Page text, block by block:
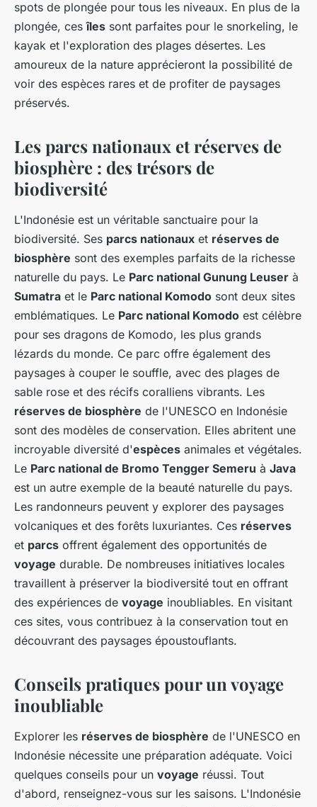
spots de plongée pour tous les niveaux. En plus de la
plongée, cesîles sont parfaites pour le snorkeling, le
kayak et l'exploration des plages désertes. Les
amoureux de la nature apprécieront la possibilité de
voir des espèces rares et de profiter de paysages
préservés.
Les parcs nationaux et réserves de
biosphère : des trésors de
biodiversité
L'Indonésie est un véritable sanctuaire pour la
biodiversité. Ses parcs nationaux et réserves de
biosphère sont des exemples parfaits de la richesse
naturelle du pays. Le Parc national Gunung Leuser à
Sumatra et le Parc national Komodo sont deux sites
emblématiques. Le Parc national Komodo est célèbre
pour ses dragons de Komodo, les plus grands
lézards du monde. Ce parc offre également des
paysages à couper le souffle, avec des plages de
sable rose et des récifs coralliens vibrants. Les
réserves de biosphère de l'UNESCO en Indonésie
sont des modèles de conservation. Elles abritent une
incroyable diversité d'espèces animales et végétales.
Le Parc national de Bromo Tengger Semeru à Java
est un autre exemple de la beauté naturelle du pays.
Les randonneurs peuvent y explorer des paysages
volcaniques et des forêts luxuriantes. Ces réserves
et parcs offrent également des opportunités de
voyage durable. De nombreuses initiatives locales
travaillent à préserver la biodiversité tout en offrant
des expériences de voyage inoubliables. En visitant
ces sites, vous contribuez à la conservation tout en
découvrant des paysages époustouflants.
Conseils pratiques pour un voyage
inoubliable
Explorer les réserves de biosphère de l'UNESCO en
Indonésie nécessite une préparation adéquate. Voici
quelques conseils pour un voyage réussi. Tout
d'abord, renseignez-vous sur les saisons. L'Indonésie